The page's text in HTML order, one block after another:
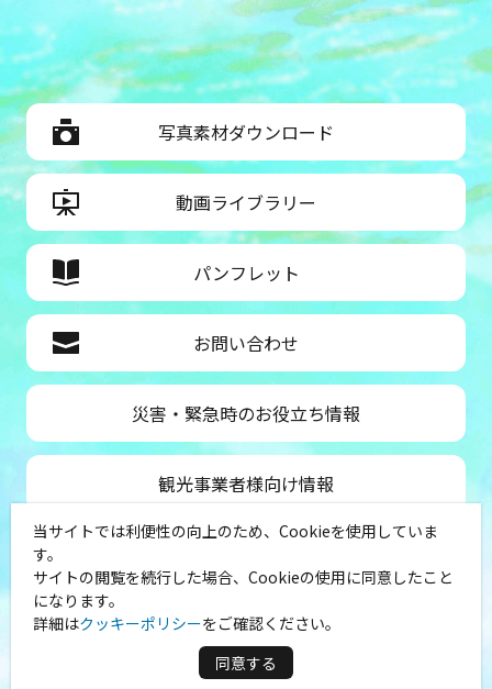
写真素材ダウンロード
動画ライブラリー
パンフレット
お問い合わせ
災害・緊急時のお役立ち情報
観光事業者様向け情報
公益社団法人神奈川県観光協会
〒231-8521
神奈川県横浜市中区山下町１
（シルクセンター内）
当サイトでは利便性の向上のため、Cookieを使用していま
す。
サイトの閲覧を続行した場合、Cookieの使用に同意したこと
になります。
詳細はクッキーポリシーをご確認ください。
同意する